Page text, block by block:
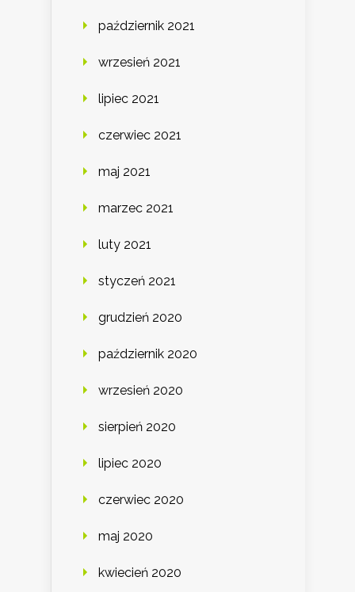
październik 2021
wrzesień 2021
lipiec 2021
czerwiec 2021
maj 2021
marzec 2021
luty 2021
styczeń 2021
grudzień 2020
październik 2020
wrzesień 2020
sierpień 2020
lipiec 2020
czerwiec 2020
maj 2020
kwiecień 2020